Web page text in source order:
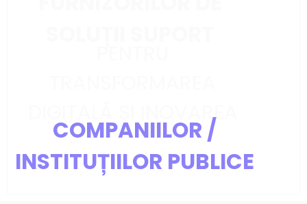
DIGITALĂ ȘI INOVAREA
COMPANIILOR /
INSTITUȚIILOR PUBLICE